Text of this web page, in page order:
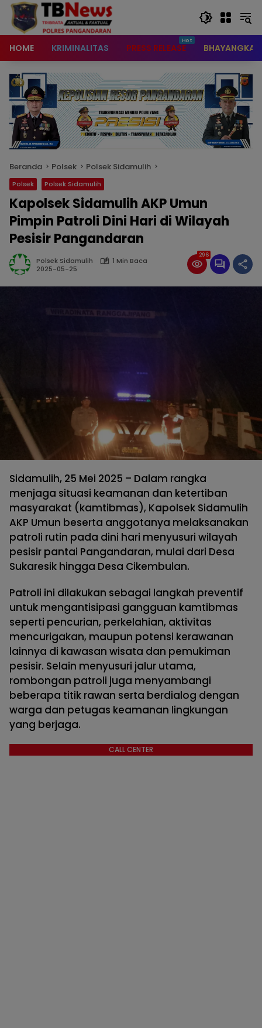
content
HOME KRIMINALITAS PRESS RELEASE BHAYANGKARI
Beranda Polsek Polsek Sidamulih
Polsek Polsek Sidamulih
Kapolsek Sidamulih AKP Umun
Pimpin Patroli Dini Hari di Wilayah
Pesisir Pangandaran
Polsek Sidamulih
1 Min Baca
2025-05-25
296
Sidamulih, 25 Mei 2025 – Dalam rangka
menjaga situasi keamanan dan ketertiban
masyarakat (kamtibmas), Kapolsek Sidamulih
AKP Umun beserta anggotanya melaksanakan
patroli rutin pada dini hari menyusuri wilayah
pesisir pantai Pangandaran, mulai dari Desa
Sukaresik hingga Desa Cikembulan.
Patroli ini dilakukan sebagai langkah preventif
untuk mengantisipasi gangguan kamtibmas
seperti pencurian, perkelahian, aktivitas
mencurigakan, maupun potensi kerawanan
lainnya di kawasan wisata dan pemukiman
pesisir. Selain menyusuri jalur utama,
rombongan patroli juga menyambangi
beberapa titik rawan serta berdialog dengan
warga dan petugas keamanan lingkungan
yang berjaga.
CALL CENTER